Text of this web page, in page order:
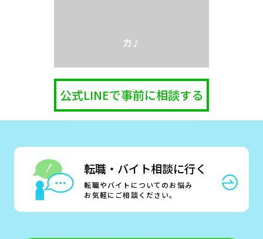
力♪
公式LINEで事前に相談する
転職・バイト相談に行く
転職やバイトについてのお悩み
お気軽にご相談ください。